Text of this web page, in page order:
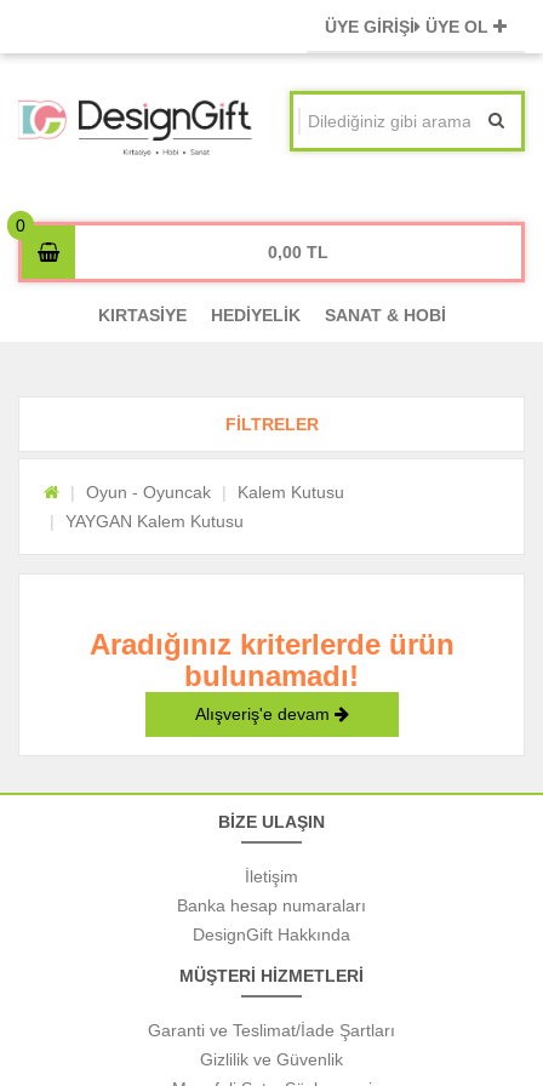
ÜYE GİRİŞİ ÜYE OL
0,00
KIRTASİYE HEDİYELİK SANAT & HOBİ
FİLTRELER
Oyun - Oyuncak
Kalem Kutusu
YAYGAN Kalem Kutusu
Aradığınız kriterlerde ürün
bulunamadı!
Alışveriş'e devam
BİZE ULAŞIN
İletişim
Banka hesap numaraları
DesignGift Hakkında
MÜŞTERİ HİZMETLERİ
Garanti ve Teslimat/İade Şartları
Gizlilik ve Güvenlik